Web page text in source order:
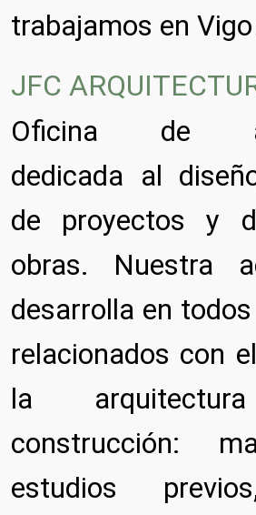
trabajamos en
JFC
Oficina de
dedicada al
de proyectos y
obras. Nuestra
desarrolla en
relacionados con
la
construcción:
estudios